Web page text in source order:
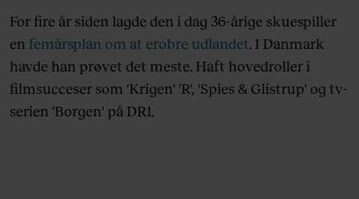
For fire år siden lagde den i dag 36-årige skuespiller
en femårsplan om at erobre udlandet. I Danmark
havde han prøvet det meste. Haft hovedroller i
filmsucceser som 'Krigen' 'R', 'Spies & Glistrup' og tv-
serien 'Borgen' på DR1.